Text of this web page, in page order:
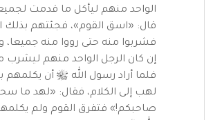
الواحد منهم ليأكل ما قدمت
قال: «اسق القوم»، فجئتهم بذلك
فشربوا منه حتى رووا منه جميعا،
إن كان الرجل الواحد منهم ليشرب
فلما أراد رسول الله ﷺ أن يكلمهم
لهب إلى الكلام، فقال: «لهد ما
صاحبكم!» فتفرق القوم ولم